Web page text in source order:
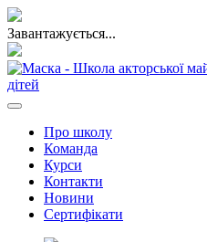
Завантажується...
Про школу
Команда
Курси
Контакти
Новини
Сертифікати